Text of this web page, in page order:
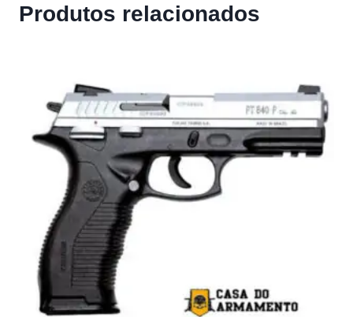
Produtos relacionados